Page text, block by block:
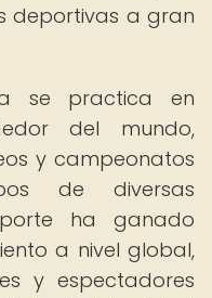
deportivas a gran
se practica en
del mundo,
y campeonatos
de diversas
ha ganado
a nivel global,
y espectadores